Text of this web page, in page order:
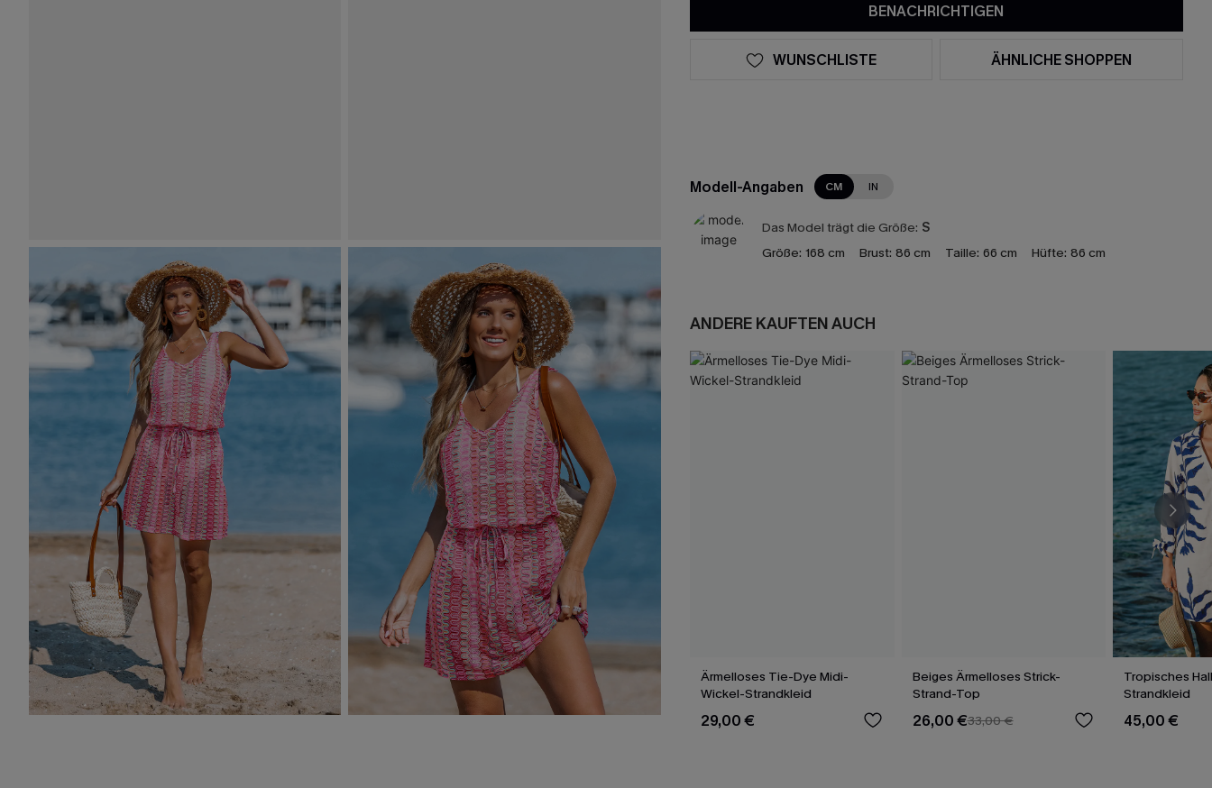
BENACHRICHTIGEN
WUNSCHLISTE ÄHNLICHE SHOPPEN
Modell-Angaben CM IN
Das Model trägt die Größe: S
Größe: 168 cm Brust: 86 cm Taille: 66 cm Hüfte: 86 cm
ANDERE KAUFTEN AUCH
Ärmelloses Tie-Dye Midi-
Wickel-Strandkleid
29,00 €
Beiges Ärmelloses Strick-
Strand-Top
26,00 €33,00 €
Tropisches
Strandkleid
45,00 €